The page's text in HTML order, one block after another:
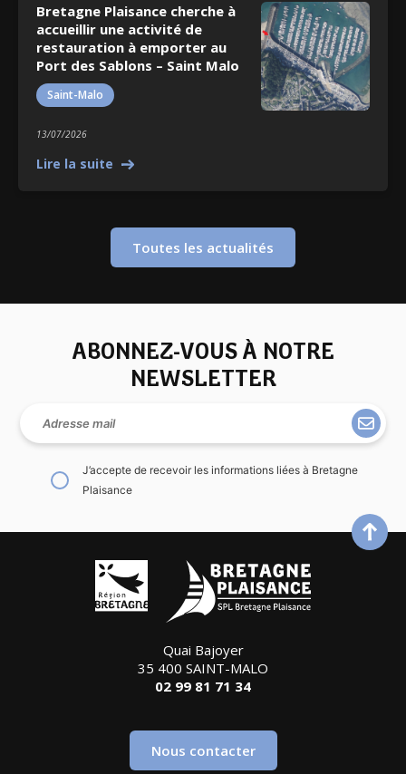
Bretagne Plaisance cherche à
accueillir une activité de
restauration à emporter au
Port des Sablons – Saint Malo
Saint-Malo
13/07/2026
Lire la suite
Toutes les actualités
ABONNEZ-VOUS À NOTRE
NEWSLETTER
J’accepte de recevoir les informations liées à Bretagne
Plaisance
Quai Bajoyer
35 400 SAINT-MALO
02 99 81 71 34
Nous contacter